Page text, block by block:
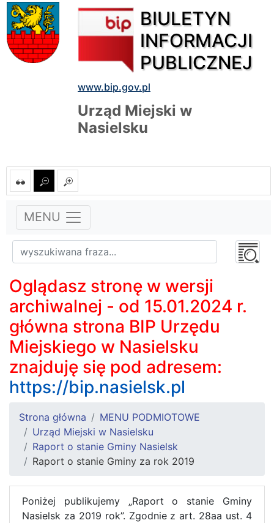
BIULETYN
INFORMACJI
PUBLICZNEJ
www.bip.gov.pl
Urząd Miejski w
Nasielsku
MENU
Oglądasz stronę w wersji
archiwalnej - od 15.01.2024 r.
główna strona BIP Urzędu
Miejskiego w Nasielsku
znajduję się pod adresem:
https://bip.nasielsk.pl
Strona główna
MENU PODMIOTOWE
Urząd Miejski w Nasielsku
Raport o stanie Gminy Nasielsk
Raport o stanie Gminy za rok 2019
Poniżej publikujemy „Raport o stanie Gminy
Nasielsk za 2019 rok”. Zgodnie z art. 28aa ust. 4